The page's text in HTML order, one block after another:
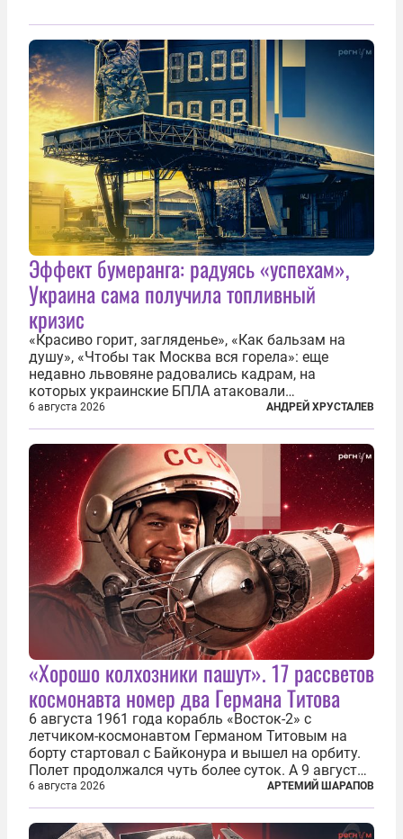
Эффект бумеранга: радуясь «успехам»,
Украина сама получила топливный
кризис
«Красиво горит, загляденье», «Как бальзам на
душу», «Чтобы так Москва вся горела»: еще
недавно львовяне радовались кадрам, на
которых украинские БПЛА атаковали
нефтеперерабатывающие предприятия России. В
скором времени оказалось, что в «эту игру можно
играть вдвоем» — российские дроны только за...
6 августа 2026 АНДРЕЙ ХРУСТАЛЕВ
«Хорошо колхозники пашут». 17 рассветов
космонавта номер два Германа Титова
6 августа 1961 года корабль «Восток-2» с
летчиком-космонавтом Германом Титовым на
борту стартовал с Байконура и вышел на орбиту.
Полет продолжался чуть более суток. А 9 августа
второй человек в космосе получил звезду Героя
Советского Союза и орден Ленина. Миссия Титова
зачастую находится несколько...
6 августа 2026 АРТЕМИЙ ШАРАПОВ